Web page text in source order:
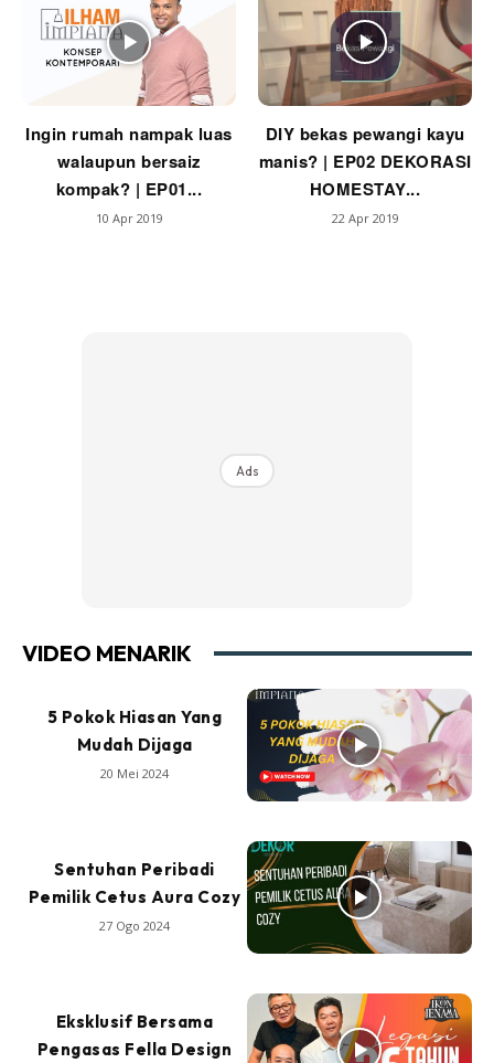
Ingin rumah nampak luas
walaupun bersaiz
kompak? | EP01...
10 Apr 2019
DIY bekas pewangi kayu
manis? | EP02 DEKORASI
HOMESTAY...
22 Apr 2019
Ads
VIDEO MENARIK
5 Pokok Hiasan Yang
Mudah Dijaga
20 Mei 2024
Sentuhan Peribadi
Pemilik Cetus Aura Cozy
27 Ogo 2024
Eksklusif Bersama
Pengasas Fella Design